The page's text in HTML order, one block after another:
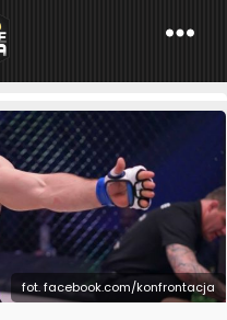
»KSW»„W ogóle nie
o relacjach z KSW
fot. facebook.com/konfrontacja